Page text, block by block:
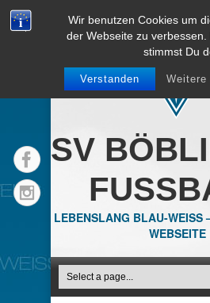
Wir benutzen Cookies um
der Webseite zu
stimmst Du
Verstanden Weitere
SV
LEBENSLANG BLAU-WEISS
WEBSEITE